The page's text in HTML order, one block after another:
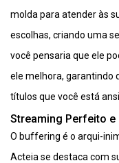
molda para atender às
escolhas, criando uma
você pensaria que ele
ele melhora, garantindo
títulos que você está
Streaming Perfeito e
O buffering é o arqui-
Acteia se destaca com